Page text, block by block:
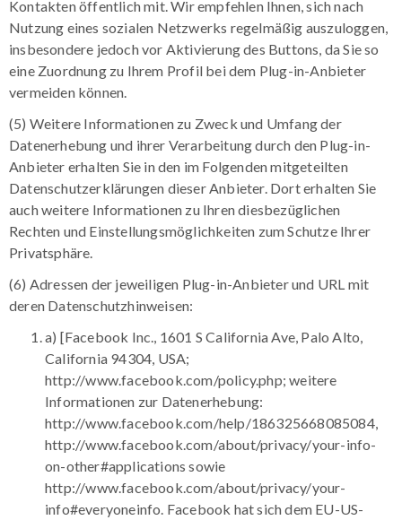
Kontakten öffentlich mit. Wir empfehlen Ihnen, sich nach
Nutzung eines sozialen Netzwerks regelmäßig auszuloggen,
insbesondere jedoch vor Aktivierung des Buttons, da Sie so
eine Zuordnung zu Ihrem Profil bei dem Plug-in-Anbieter
vermeiden können.
(5) Weitere Informationen zu Zweck und Umfang der
Datenerhebung und ihrer Verarbeitung durch den Plug-in-
Anbieter erhalten Sie in den im Folgenden mitgeteilten
Datenschutzerklärungen dieser Anbieter. Dort erhalten Sie
auch weitere Informationen zu Ihren diesbezüglichen
Rechten und Einstellungsmöglichkeiten zum Schutze Ihrer
Privatsphäre.
(6) Adressen der jeweiligen Plug-in-Anbieter und URL mit
deren Datenschutzhinweisen:
a) [Facebook Inc., 1601 S California Ave, Palo Alto,
California 94304, USA;
http://www.facebook.com/policy.php; weitere
Informationen zur Datenerhebung:
http://www.facebook.com/help/186325668085084,
http://www.facebook.com/about/privacy/your-info-
on-other#applications sowie
http://www.facebook.com/about/privacy/your-
info#everyoneinfo. Facebook hat sich dem EU-US-